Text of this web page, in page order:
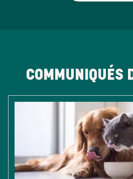
COMMUNIQUÉS